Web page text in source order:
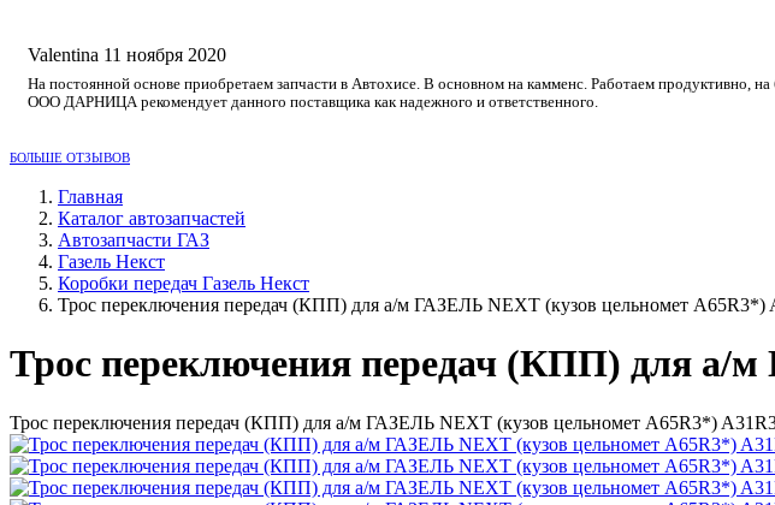
Valentina 11 ноября 2020
На постоянной основе приобретаем запчасти в Автохисе. В основном на камменс. Работаем продуктивно,
ООО ДАРНИЦА рекомендует данного поставщика как надежного и ответственного.
БОЛЬШЕ ОТЗЫВОВ
Главная
Каталог автозапчастей
Автозапчасти ГАЗ
Газель Некст
Коробки передач Газель Некст
Трос переключения передач (КПП) для а/м ГАЗЕЛЬ NEXT (кузов цельномет A65R3*)
Трос переключения передач (КПП) для а/
Трос переключения передач (КПП) для а/м ГАЗЕЛЬ NEXT (кузов цельномет A65R3*)